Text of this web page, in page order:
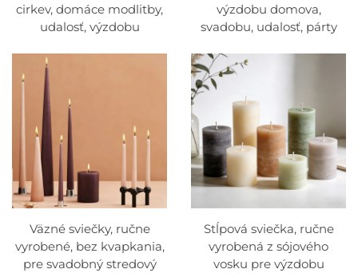
cirkev, domáce modlitby,
udalosť, výzdobu
výzdobu domova,
svadobu, udalosť, párty
Väzné sviečky, ručne
vyrobené, bez kvapkania,
pre svadobný stredový
Stĺpová sviečka, ručne
vyrobená z sójového
vosku pre výzdobu